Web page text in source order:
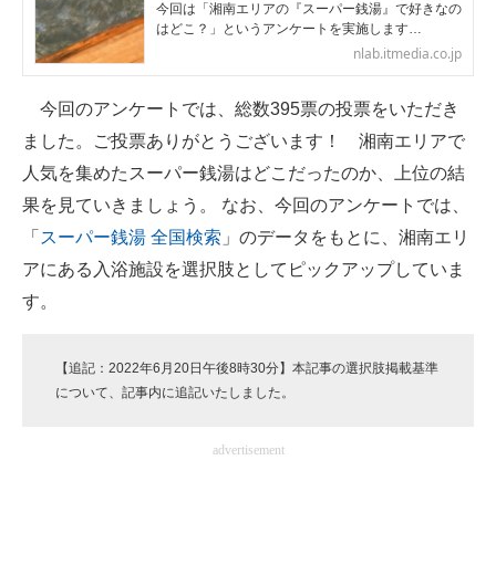
ITエンジニア向け専門サイト
企業向けIT製品の総合サイト
IT製品の技術・比較・事例
製造業のIT導入・活用を支援
モノづくり技術者専門サイト
エレクトロニクス専門サイト
建設×テクノロジーの最前線
ちょっと気になるネットの話題
今回は「湘南エリアの『スーパー銭湯』で好きなの
はどこ？」というアンケートを実施します…
nlab.itmedia.co.jp
今回のアンケートでは、総数395票の投票をいただき
ました。ご投票ありがとうございます！ 湘南エリアで
人気を集めたスーパー銭湯はどこだったのか、上位の結
果を見ていきましょう。 なお、今回のアンケートでは、
「 スーパー銭湯 全国検索 」のデータをもとに、湘南エリ
アにある入浴施設を選択肢としてピックアップしていま
す。
【追記：2022年6月20日午後8時30分】本記事の選択肢掲載基準
について、記事内に追記いたしました。
advertisement